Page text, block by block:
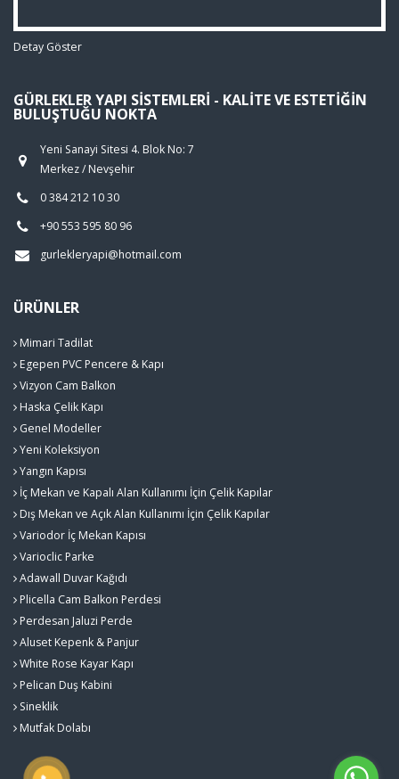
Detay Göster
GÜRLEKLER YAPI SISTEMLERI - KALITE VE ESTETIĞIN
BULUŞTUĞU NOKTA
Yeni Sanayi Sitesi 4. Blok No: 7
Merkez / Nevşehir
0 384 212 10 30
+90 553 595 80 96
gurlekleryapi@hotmail.com
ÜRÜNLER
Mimari Tadilat
Egepen PVC Pencere & Kapı
Vizyon Cam Balkon
Haska Çelik Kapı
Genel Modeller
Yeni Koleksiyon
Yangın Kapısı
İç Mekan ve Kapalı Alan Kullanımı İçin Çelik Kapılar
Dış Mekan ve Açık Alan Kullanımı İçin Çelik Kapılar
Variodor İç Mekan Kapısı
Varioclic Parke
Adawall Duvar Kağıdı
Plicella Cam Balkon Perdesi
Perdesan Jaluzi Perde
Aluset Kepenk & Panjur
White Rose Kayar Kapı
Pelican Duş Kabini
Sineklik
Mutfak Dolabı